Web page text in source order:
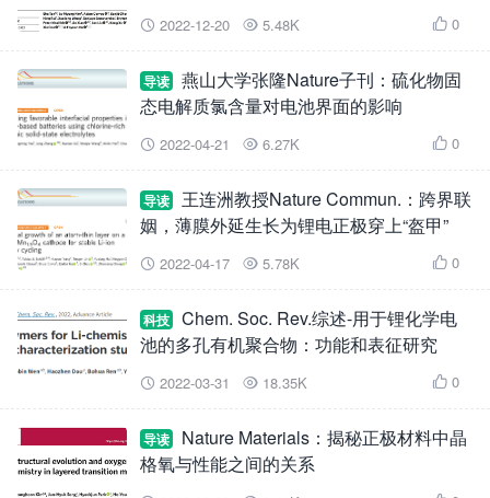
 2022-12-20  5.48K  0
导读
燕山大学张隆Nature子刊：硫化物固
态电解质氯含量对电池界面的影响
 2022-04-21  6.27K  0
导读
王连洲教授Nature Commun.：跨界联
姻，薄膜外延生长为锂电正极穿上“盔甲”
 2022-04-17  5.78K  0
科技
Chem. Soc. Rev.综述-用于锂化学电
池的多孔有机聚合物：功能和表征研究
 2022-03-31  18.35K  0
导读
Nature Materials：揭秘正极材料中晶
格氧与性能之间的关系